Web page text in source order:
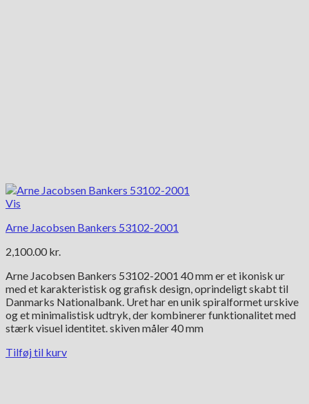
Vis
Arne Jacobsen Bankers 53102-2001
2,100.00 kr.
Arne Jacobsen Bankers 53102-2001 40 mm er et ikonisk ur
med et karakteristisk og grafisk design, oprindeligt skabt til
Danmarks Nationalbank. Uret har en unik spiralformet urskive
og et minimalistisk udtryk, der kombinerer funktionalitet med
stærk visuel identitet. skiven måler 40 mm
Tilføj til kurv